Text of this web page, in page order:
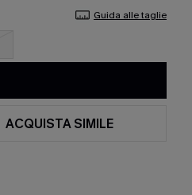
Guida alle taglie
ACQUISTA SIMILE